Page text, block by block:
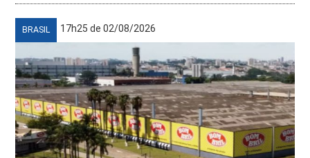
BRASIL 17h25 de 02/08/2026